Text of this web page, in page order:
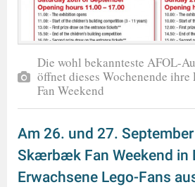
Die wohl bekannteste AFOL-
öffnet dieses Wochenende
Fan Weekend
Am 26. und 27.
Skærbæk Fan Weekend in
Erwachsene Lego-Fans